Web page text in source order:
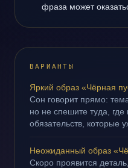
фраза может
ВАРИАНТЫ
Яркий образ «Чёрная
Сон говорит прямо:
но не спешите туда, где
обязательств, которые
Неожиданный образ
Скоро проявится